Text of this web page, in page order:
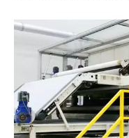
la pena comprar
mercado.Entonces,
máquina spunlace?